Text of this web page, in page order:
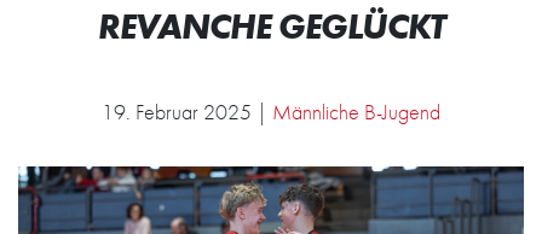
REVANCHE GEGLÜCKT
19. Februar 2025 | Männliche B-Jugend